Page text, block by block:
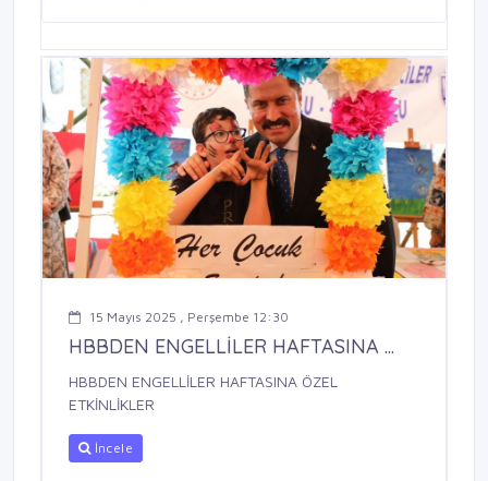
15 Mayıs 2025 , Perşembe 12:30
HBBDEN ENGELLİLER HAFTASINA ...
HBBDEN ENGELLİLER HAFTASINA ÖZEL
ETKİNLİKLER
İncele